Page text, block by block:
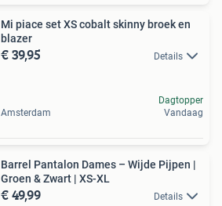
Mi piace set XS cobalt skinny broek en
blazer
€ 39,95 Details
Amsterdam
Dagtopper
Vandaag
Barrel Pantalon Dames – Wijde Pijpen |
Groen & Zwart | XS-XL
€ 49,99 Details